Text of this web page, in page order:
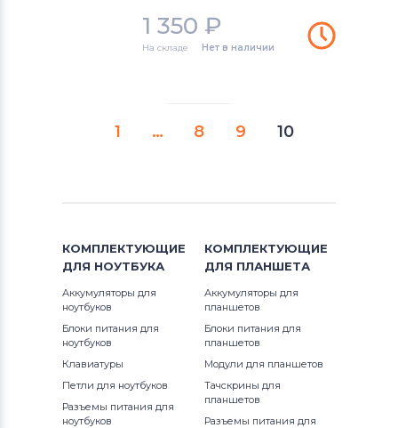
1 350 ₽
На складе Нет в наличии
1 … 8 9 10
КОМПЛЕКТУЮЩИЕ
ДЛЯ НОУТБУКА
Аккумуляторы для
ноутбуков
Блоки питания для
ноутбуков
Клавиатуры
Петли для ноутбуков
Разъемы питания для
ноутбуков
КОМПЛЕКТУЮЩИЕ
ДЛЯ ПЛАНШЕТА
Аккумуляторы для
планшетов
Блоки питания для
планшетов
Модули для планшетов
Тачскрины для
планшетов
Разъемы питания для